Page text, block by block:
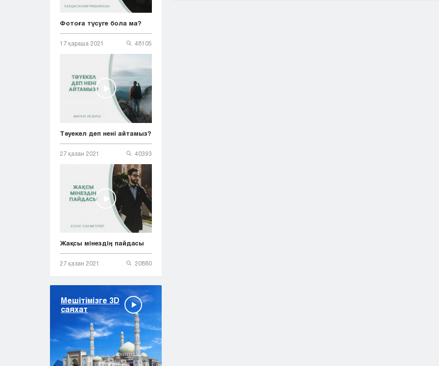
Фотоға түсуге бола ма?
17 қараша 2021 48105
Тәуекел деп нені айтамыз?
27 қазан 2021 40393
Жақсы мінездің пайдасы
27 қазан 2021 20880
Мешітімізге 3D
саяхат